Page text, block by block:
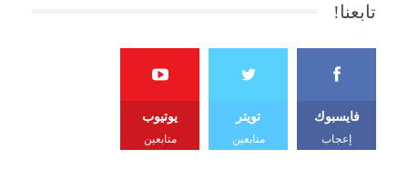
تابعنا!
فايسبوك
إعجاب
تويتر
متابعين
يوتيوب
متابعين